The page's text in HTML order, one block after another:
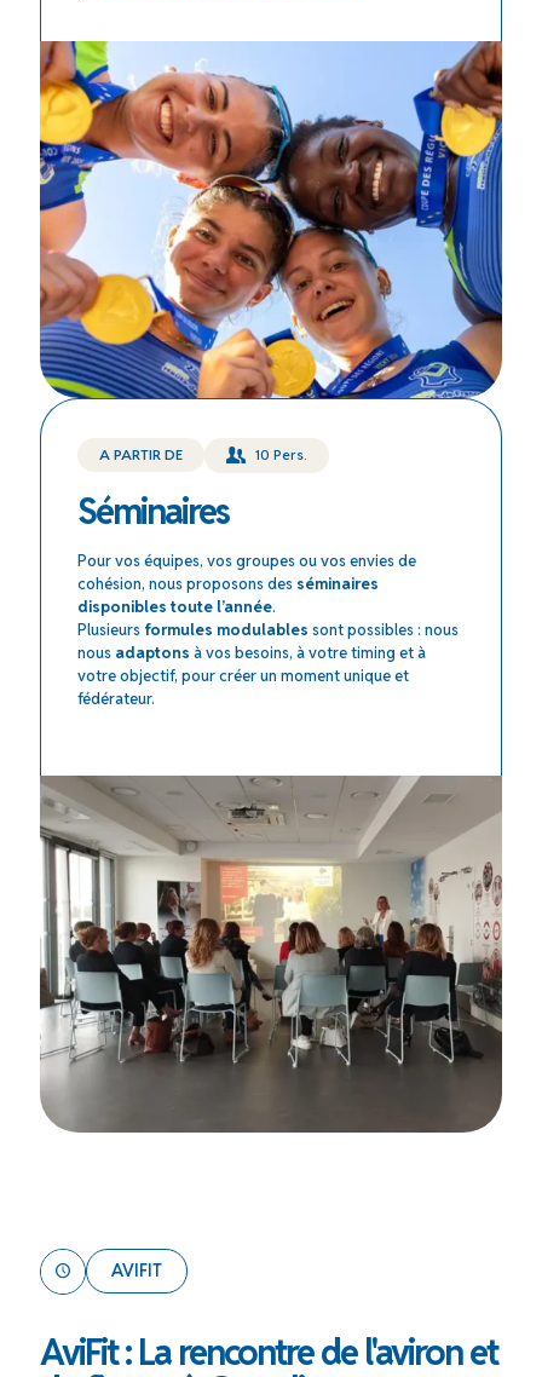
A PARTIR DE 10 Pers.
Séminaires
Pour vos équipes, vos groupes ou vos envies de
cohésion, nous proposons des séminaires
disponibles toute l’année.
Plusieurs formules modulables sont possibles : nous
nous adaptons à vos besoins, à votre timing et à
votre objectif, pour créer un moment unique et
fédérateur.
AVIFIT
AviFit : La rencontre de l'aviron et